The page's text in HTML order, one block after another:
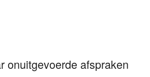
onuitgevoerde afspraken